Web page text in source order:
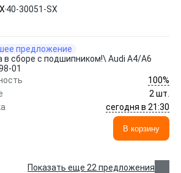
40-30051-SX
предложение
в сборе с подшипником!\ Audi A4/A6
01
100%
2 шт.
сегодня в 21:30
В корзину
Показать еще 22 предложения